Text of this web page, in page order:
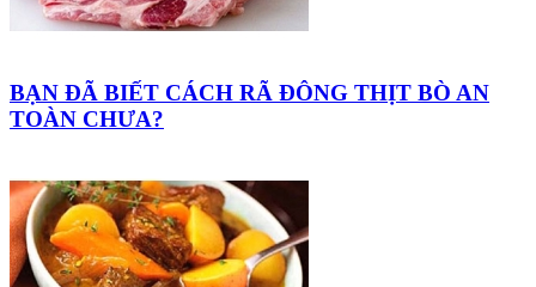
BẠN ĐÃ BIẾT CÁCH RÃ ĐÔNG THỊT BÒ AN
TOÀN CHƯA?